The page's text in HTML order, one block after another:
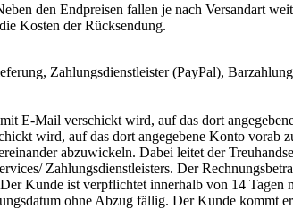
den Endpreisen fallen je nach Versandart
Kosten der Rücksendung.
Zahlungsdienstleister (PayPal),
E-Mail verschickt wird, auf das dort
wird, auf das dort angegebene Konto vorab
abzuwickeln. Dabei leitet der
Zahlungsdienstleisters. Der
Kunde ist verpflichtet innerhalb von 14 Tagen
ohne Abzug fällig. Der Kunde kommt